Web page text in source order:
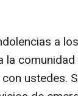
a
la
ustedes.